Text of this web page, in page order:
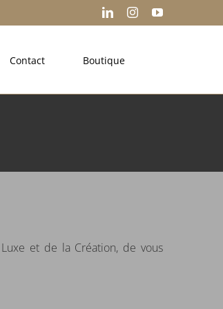
LinkedInInstagramYouTube
Contact Boutique
et de la Création, de vous